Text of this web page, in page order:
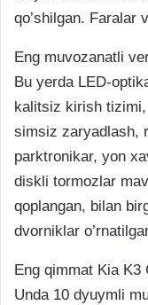
qo’shilgan. Faralar
Eng muvozanatli
Bu yerda LED-
kalitsiz kirish
simsiz zaryadlash,
parktronikar, yon
diskli tormozlar
qoplangan, bilan
dvorniklar
Eng qimmat Kia K3
Unda 10 dyuymli